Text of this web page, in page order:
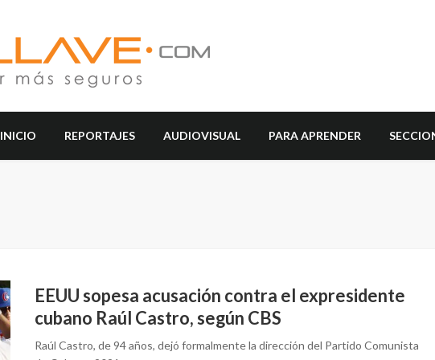
INICIO REPORTAJES AUDIOVISUAL PARA APRENDER
EEUU sopesa acusación contra el expresidente
cubano Raúl Castro, según CBS
Raúl Castro, de 94 años, dejó formalmente la dirección del Partido Comunista